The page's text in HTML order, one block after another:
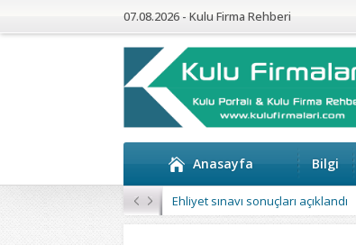
07.08.2026 - Kulu Firma Rehberi
Anasayfa Bilgi
Kulu’da 4 Mahalleye Yangın